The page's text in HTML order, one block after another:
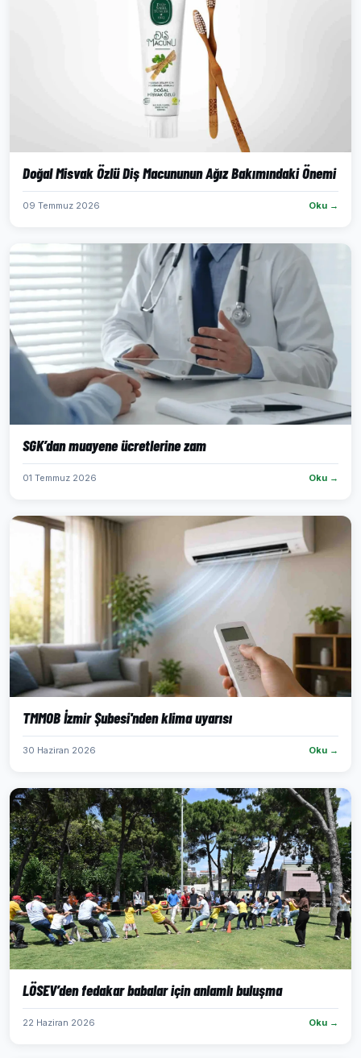
Doğal Misvak Özlü Diş Macununun Ağız Bakımındaki Önemi
09 Temmuz 2026 Oku →
SGK’dan muayene ücretlerine zam
01 Temmuz 2026 Oku →
TMMOB İzmir Şubesi'nden klima uyarısı
30 Haziran 2026 Oku →
LÖSEV’den fedakar babalar için anlamlı buluşma
22 Haziran 2026 Oku →